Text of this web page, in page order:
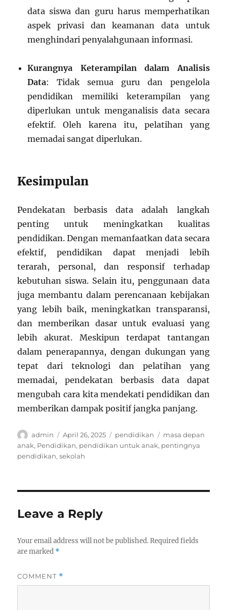
data siswa dan guru harus memperhatikan
aspek privasi dan keamanan data untuk
menghindari penyalahgunaan informasi.
Kurangnya Keterampilan dalam Analisis
Data: Tidak semua guru dan pengelola
pendidikan memiliki keterampilan yang
diperlukan untuk menganalisis data secara
efektif. Oleh karena itu, pelatihan yang
memadai sangat diperlukan.
Kesimpulan
Pendekatan berbasis data adalah langkah
penting untuk meningkatkan kualitas
pendidikan. Dengan memanfaatkan data secara
efektif, pendidikan dapat menjadi lebih
terarah, personal, dan responsif terhadap
kebutuhan siswa. Selain itu, penggunaan data
juga membantu dalam perencanaan kebijakan
yang lebih baik, meningkatkan transparansi,
dan memberikan dasar untuk evaluasi yang
lebih akurat. Meskipun terdapat tantangan
dalam penerapannya, dengan dukungan yang
tepat dari teknologi dan pelatihan yang
memadai, pendekatan berbasis data dapat
mengubah cara kita mendekati pendidikan dan
memberikan dampak positif jangka panjang.
Author
admin
Posted
on
April 26, 2025 Categories
pendidikan Tags
masa depan
anak, Pendidikan, pendidikan untuk anak, pentingnya
pendidikan,sekolah
Leave a Reply
Your email address will not be published. Required fields
are marked *
COMMENT *